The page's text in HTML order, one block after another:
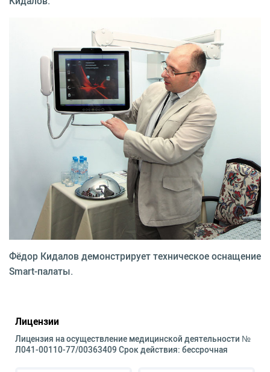
Фёдор Кидалов демонстрирует техническое оснащение
Smart-палаты.
Лицензии
Лицензия на осуществление медицинской деятельности №
Л041-00110-77/00363409 Срок действия: бессрочная